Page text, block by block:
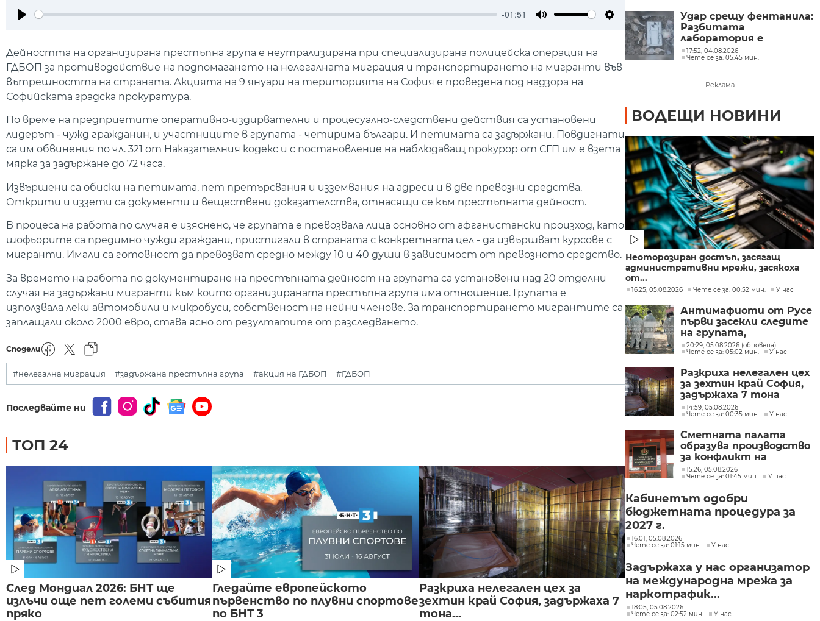
-01:51
Settings
Дейността на организирана престъпна група е неутрализирана при специализирана полицейска операция на
ГДБОП за противодействие на подпомагането на нелегалната миграция и транспортирането на мигранти във
вътрешността на страната. Акцията на 9 януари на територията на София е проведена под надзора на
Софийската градска прокуратура.
По време на предприетите оперативно-издирвателни и процесуално-следствени действия са установени
лидерът - чужд гражданин, и участниците в групата - четирима българи. И петимата са задържани. Повдигнати
са им обвинения по чл. 321 от Наказателния кодекс и с постановление на наблюдаващ прокурор от СГП им е взета
мярка за задържане до 72 часа.
Извършени са обиски на петимата, пет претърсвания и изземвания на адреси и в две превозни средства.
Открити и иззети са документи и веществени доказателства, отнасящи се към престъпната дейност.
В процеса на работа по случая е изяснено, че групата е превозвала лица основно от афганистански произход, като
шофьорите са предимно чужди граждани, пристигали в страната с конкретната цел - да извършват курсове с
мигранти. Имали са готовност да превозват средно между 10 и 40 души в зависимост от превозното средство.
За времето на работа по документиране на престъпната дейност на групата са установени над 20 отделни
случая на задържани мигранти към които организираната престъпна група има отношение. Групата е
използвала леки автомобили и микробуси, собственост на нейни членове. За транспортирането мигрантите са
заплащали около 2000 евро, става ясно от резултатите от разследването.
Сподели
#нелегална миграция #задържана престъпна група #акция на ГДБОП #ГДБОП
Последвайте ни
ТОП 24
След Мондиал 2026: БНТ ще
излъчи още пет големи събития
пряко
Гледайте европейското
първенство по плувни спортове
по БНТ 3
Разкриха нелегален цех за
зехтин край София, задържаха 7
тона...
Удар срещу фентанила:
Разбитата
лаборатория е
снабдявала цялата
страна (ОБЗОР)
17:52, 04.08.2026
Чете се за: 05:45 мин.
Реклама
ВОДЕЩИ НОВИНИ
Неоторозиран достъп, засягащ
административни мрежи, засякоха
от...
16:25, 05.08.2026 Чете се за: 00:52 мин. У нас
Антимафиоти от Русе
първи засекли следите
на групата,
произвеждала
фентанил в София
20:29, 05.08.2026 (обновена)
Чете се за: 05:02 мин.
У нас
Разкриха нелегален цех
за зехтин край София,
задържаха 7 тона
продукт без марка
14:59, 05.08.2026
Чете се за: 00:35 мин.
У нас
Сметната палата
образува производство
за конфликт на
интереси при Делян
Пеевски
15:26, 05.08.2026
Чете се за: 01:45 мин.
У нас
Кабинетът одобри
бюджетната процедура за
2027 г.
16:01, 05.08.2026
Чете се за: 01:15 мин.
У нас
Задържаха у нас организатор
на международна мрежа за
наркотрафик...
18:05, 05.08.2026
Чете се за: 02:52 мин.
У нас